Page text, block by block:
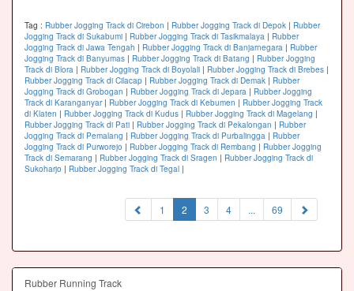
Tag : Rubber Jogging Track di Cirebon | Rubber Jogging Track di Depok | Rubber
Jogging Track di Sukabumi | Rubber Jogging Track di Tasikmalaya | Rubber
Jogging Track di Jawa Tengah | Rubber Jogging Track di Banjarnegara | Rubber
Jogging Track di Banyumas | Rubber Jogging Track di Batang | Rubber Jogging
Track di Blora | Rubber Jogging Track di Boyolali | Rubber Jogging Track di Brebes |
Rubber Jogging Track di Cilacap | Rubber Jogging Track di Demak | Rubber
Jogging Track di Grobogan | Rubber Jogging Track di Jepara | Rubber Jogging
Track di Karanganyar| Rubber Jogging Track di Kebumen | Rubber Jogging Track
di Klaten | Rubber Jogging Track di Kudus | Rubber Jogging Track di Magelang |
Rubber Jogging Track di Pati | Rubber Jogging Track di Pekalongan | Rubber
Jogging Track di Pemalang | Rubber Jogging Track di Purbalingga | Rubber
Jogging Track di Purworejo | Rubber Jogging Track di Rembang | Rubber Jogging
Track di Semarang | Rubber Jogging Track di Sragen | Rubber Jogging Track di
Sukoharjo | Rubber Jogging Track di Tegal |
1 2 (current)
3 4 ... 69
Rubber Running Track